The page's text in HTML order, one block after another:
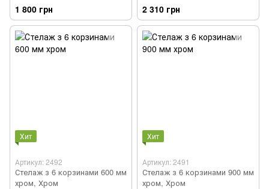
1 800 грн 2 310 грн
Хит
Артикул: 2492
Стелаж з 6 корзинами 600 мм
хром, Хром
Хит
Артикул: 2491
Стелаж з 6 корзинами 900 мм
хром, Хром